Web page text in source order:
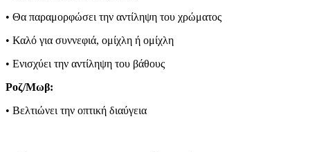
• Θα παραμορφώσει την αντίληψη του χρώματος
• Καλό για συννεφιά, ομίχλη ή ομίχλη
• Ενισχύει την αντίληψη του βάθους
Ροζ/Μωβ:
• Βελτιώνει την οπτική διαύγεια